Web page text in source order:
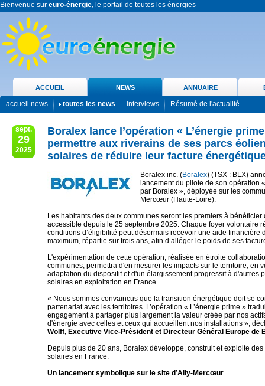
Bienvenue sur euro-énergie, le portail de toutes les énergies
ACCUEIL NEWS ANNUAIRE
accueil news toutes les news interviews Résumé de l'actualité
sept.
29
2025
Boralex lance l’opération « L’énergie
permettre aux riverains de ses parcs
solaires de réduire leur facture
Boralex inc. (Boralex) (TSX : BLX)
lancement du pilote de son opération
par Boralex », déployée sur les
Mercœur (Haute-Loire).
Les habitants des deux communes seront les premiers à bénéficier
accessible depuis le 25 septembre 2025. Chaque foyer volontaire
conditions d’éligibilité peut désormais recevoir une aide financière
maximum, répartie sur trois ans, afin d’alléger le poids de ses
L'expérimentation de cette opération, réalisée en étroite
communes, permettra d'en mesurer les impacts sur le territoire, en
adaptation du dispositif et d'un élargissement progressif à d'autres
solaires en exploitation en France.
« Nous sommes convaincus que la transition énergétique doit se
partenariat avec les territoires. L’opération « L’énergie prime »
engagement à partager plus largement la valeur créée par nos
d'énergie avec celles et ceux qui accueillent nos installations »,
Wolff, Executive Vice-Président et Directeur Général Europe de
Depuis plus de 20 ans, Boralex développe, construit et exploite
solaires en France.
Un lancement symbolique sur le site d’Ally-Mercœur